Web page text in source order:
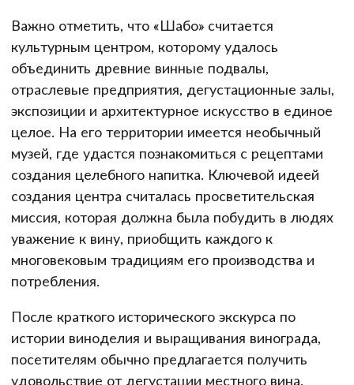
Важно отметить, что «Шабо» считается
культурным центром, которому удалось
объединить древние винные подвалы,
отраслевые предприятия, дегустационные залы,
экспозиции и архитектурное искусство в единое
целое. На его территории имеется необычный
музей, где удастся познакомиться с рецептами
создания целебного напитка. Ключевой идеей
создания центра считалась просветительская
миссия, которая должна была побудить в людях
уважение к вину, приобщить каждого к
многовековым традициям его производства и
потребления.
После краткого исторического экскурса по
истории виноделия и выращивания винограда,
посетителям обычно предлагается получить
удовольствие от дегустации местного вина.